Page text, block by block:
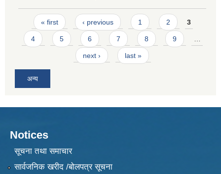
Pages
« first ‹ previous 1 2 3
4 5 6 7 8 9 …
next › last »
अन्य
Notices
सूचना तथा समाचार
सार्वजनिक खरीद /बोलपत्र सूचना